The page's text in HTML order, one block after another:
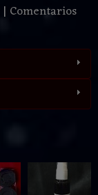
| Comentarios